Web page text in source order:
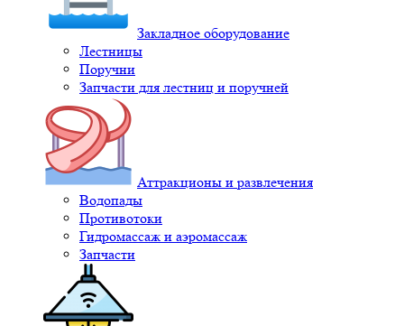
Закладное оборудование
Лестницы
Поручни
Запчасти для лестниц и поручней
Аттракционы и развлечения
Водопады
Противотоки
Гидромассаж и аэромассаж
Запчасти